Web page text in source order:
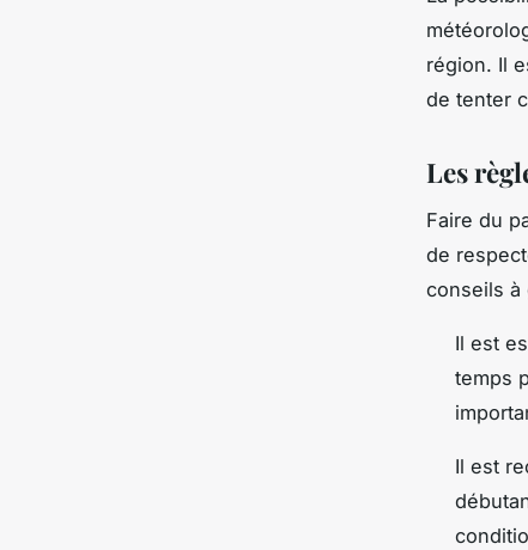
région. Il
de tenter
Les
Faire du
de
conseils à
Il est
temps
Il est